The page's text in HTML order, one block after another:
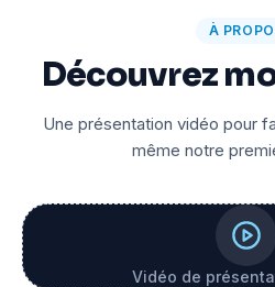
À
Découvrez
Une présentation vidéo pour
même notre
Vidéo de